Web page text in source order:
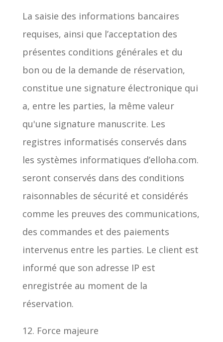
La saisie des informations bancaires
requises, ainsi que l’acceptation des
présentes conditions générales et du
bon ou de la demande de réservation,
constitue une signature électronique qui
a, entre les parties, la même valeur
qu'une signature manuscrite. Les
registres informatisés conservés dans
les systèmes informatiques d’elloha.com.
seront conservés dans des conditions
raisonnables de sécurité et considérés
comme les preuves des communications,
des commandes et des paiements
intervenus entre les parties. Le client est
informé que son adresse IP est
enregistrée au moment de la
réservation.
12. Force majeure